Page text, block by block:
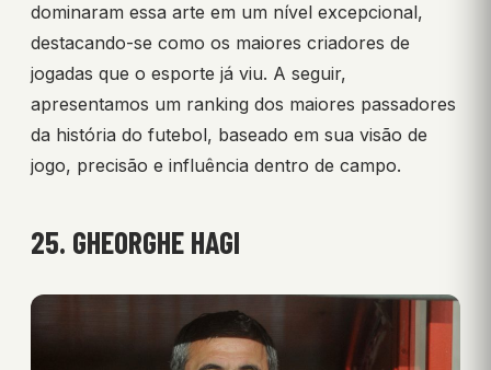
dominaram essa arte em um nível excepcional,
destacando-se como os maiores criadores de
jogadas que o esporte já viu. A seguir,
apresentamos um ranking dos maiores passadores
da história do futebol, baseado em sua visão de
jogo, precisão e influência dentro de campo.
25. GHEORGHE HAGI